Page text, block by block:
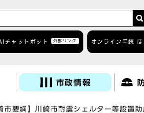
チャットボット 外部リンク オンライン手続 ほ
市政情報
市要綱】川崎市耐震シェルター等設置